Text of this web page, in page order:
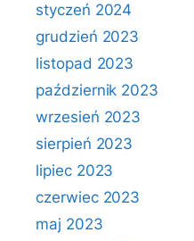
styczeń 2024
grudzień 2023
listopad 2023
październik 2023
wrzesień 2023
sierpień 2023
lipiec 2023
czerwiec 2023
maj 2023